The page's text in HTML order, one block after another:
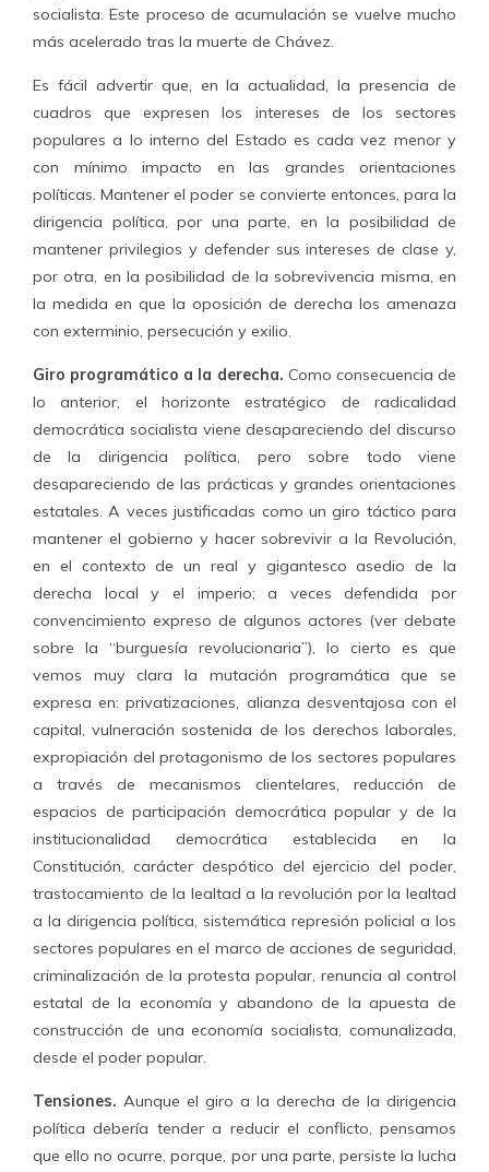
socialista. Este proceso de acumulación se vuelve mucho
más acelerado tras la muerte de Chávez.
Es fácil advertir que, en la actualidad, la presencia de
cuadros que expresen los intereses de los sectores
populares a lo interno del Estado es cada vez menor y
con mínimo impacto en las grandes orientaciones
políticas. Mantener el poder se convierte entonces, para la
dirigencia política, por una parte, en la posibilidad de
mantener privilegios y defender sus intereses de clase y,
por otra, en la posibilidad de la sobrevivencia misma, en
la medida en que la oposición de derecha los amenaza
con exterminio, persecución y exilio.
Giro programático a la derecha. Como consecuencia de
lo anterior, el horizonte estratégico de radicalidad
democrática socialista viene desapareciendo del discurso
de la dirigencia política, pero sobre todo viene
desapareciendo de las prácticas y grandes orientaciones
estatales. A veces justificadas como un giro táctico para
mantener el gobierno y hacer sobrevivir a la Revolución,
en el contexto de un real y gigantesco asedio de la
derecha local y el imperio; a veces defendida por
convencimiento expreso de algunos actores (ver debate
sobre la “burguesía revolucionaria”), lo cierto es que
vemos muy clara la mutación programática que se
expresa en: privatizaciones, alianza desventajosa con el
capital, vulneración sostenida de los derechos laborales,
expropiación del protagonismo de los sectores populares
a través de mecanismos clientelares, reducción de
espacios de participación democrática popular y de la
institucionalidad democrática establecida en la
Constitución, carácter despótico del ejercicio del poder,
trastocamiento de la lealtad a la revolución por la lealtad
a la dirigencia política, sistemática represión policial a los
sectores populares en el marco de acciones de seguridad,
criminalización de la protesta popular, renuncia al control
estatal de la economía y abandono de la apuesta de
construcción de una economía socialista, comunalizada,
desde el poder popular.
Tensiones. Aunque el giro a la derecha de la dirigencia
política debería tender a reducir el conflicto, pensamos
que ello no ocurre, porque, por una parte, persiste la lucha